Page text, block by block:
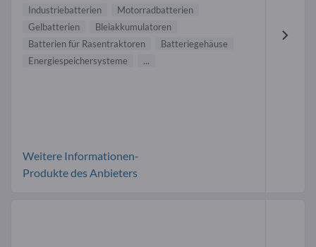
Industriebatterien
Motorradbatterien
Gelbatterien
Bleiakkumulatoren
Batterien für Rasentraktoren
Batteriegehäuse
Energiespeichersysteme
...
Weitere Informationen-
Produkte des Anbieters